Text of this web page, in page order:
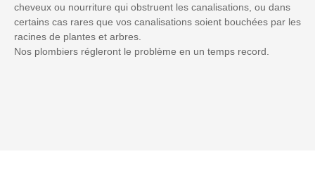
cheveux ou nourriture qui obstruent les canalisations, ou dans
certains cas rares que vos canalisations soient bouchées par les
racines de plantes et arbres.
Nos plombiers régleront le problème en un temps record.